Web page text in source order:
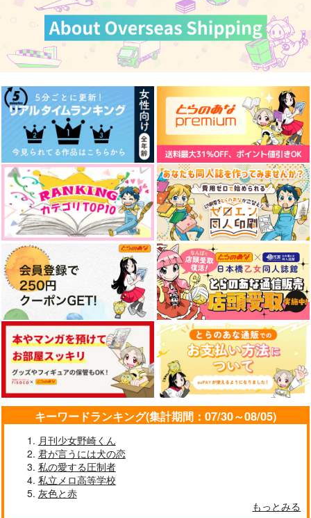
キーワードランキング(集計期間：07/30～08/05)
月刊少女野崎くん
君が言うには犬の恋
私の愛する圧制者
私立メロ高等学校
灰色と赤
もっとみる